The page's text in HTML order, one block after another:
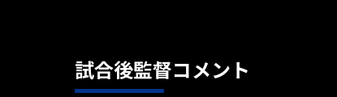
試合後監督コメント